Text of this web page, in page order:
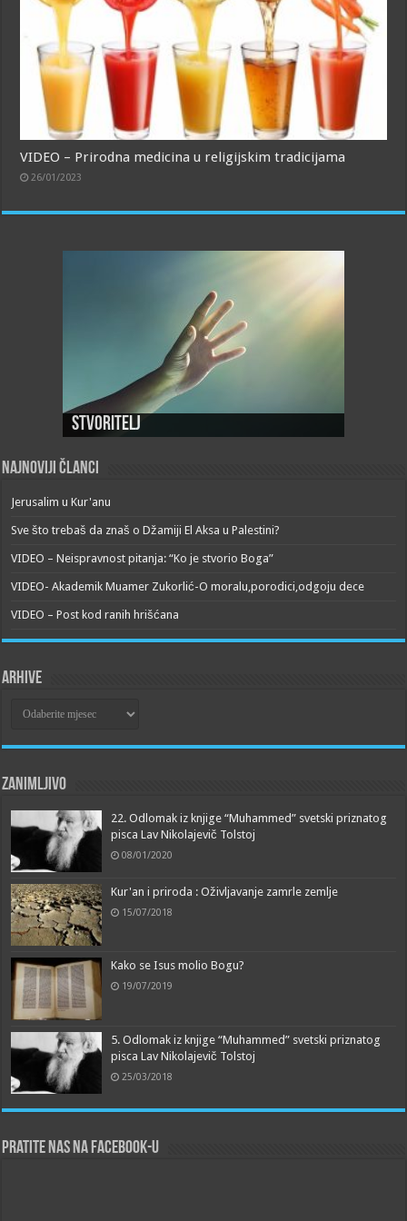
VIDEO – Prirodna medicina u religijskim tradicijama
26/01/2023
Stvoritelj
Najnoviji članci
Jerusalim u Kur'anu
Sve što trebaš da znaš o Džamiji El Aksa u Palestini?
VIDEO – Neispravnost pitanja: “Ko je stvorio Boga”
VIDEO- Akademik Muamer Zukorlić-O moralu,porodici,odgoju dece
VIDEO – Post kod ranih hrišćana
Arhive
Zanimljivo
22. Odlomak iz knjige “Muhammed” svetski priznatog
pisca Lav Nikolajevič Tolstoj
08/01/2020
Kur'an i priroda : Oživljavanje zamrle zemlje
15/07/2018
Kako se Isus molio Bogu?
19/07/2019
5. Odlomak iz knjige “Muhammed” svetski priznatog
pisca Lav Nikolajevič Tolstoj
25/03/2018
Pratite nas na Facebook-u